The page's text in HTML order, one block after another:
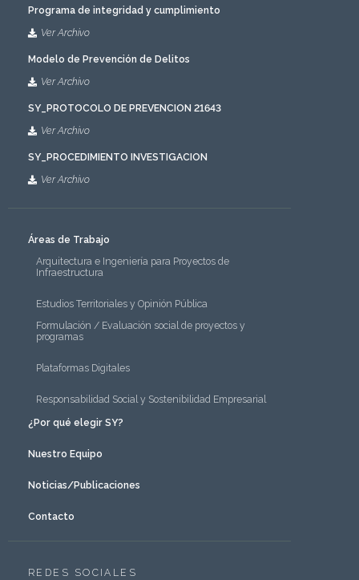
Programa de integridad y cumplimiento
Ver Archivo
Modelo de Prevención de Delitos
Ver Archivo
SY_PROTOCOLO DE PREVENCION 21643
Ver Archivo
SY_PROCEDIMIENTO INVESTIGACION
Ver Archivo
Áreas de Trabajo
Arquitectura e Ingeniería para Proyectos de
Infraestructura
Estudios Territoriales y Opinión Pública
Formulación / Evaluación social de proyectos y
programas
Plataformas Digitales
Responsabilidad Social y Sostenibilidad Empresarial
¿Por qué elegir SY?
Nuestro Equipo
Noticias/Publicaciones
Contacto
REDES SOCIALES